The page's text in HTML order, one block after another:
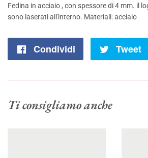
Fedina in acciaio , con spessore di 4 mm. il
sono laserati all'interno. Materiali: acciaio
Condividi
CondividiTweet
Ti consigliamo anche